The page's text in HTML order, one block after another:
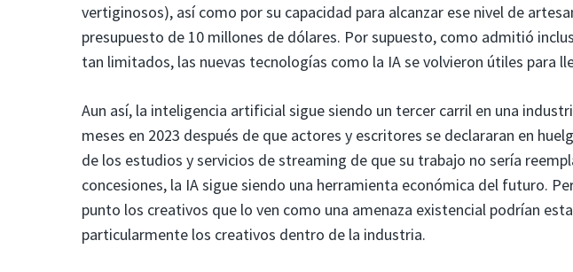
vertiginosos), así como por su capacidad para alcanzar ese nivel de
presupuesto de 10 millones de dólares. Por supuesto, como admitió
tan limitados, las nuevas tecnologías como la IA se volvieron útiles para
Aun así, la inteligencia artificial sigue siendo un tercer carril en una
meses en 2023 después de que actores y escritores se declararan en
de los estudios y servicios de streaming de que su trabajo no sería
concesiones, la IA sigue siendo una herramienta económica del futuro.
punto los creativos que lo ven como una amenaza existencial podrían
particularmente los creativos dentro de la industria.